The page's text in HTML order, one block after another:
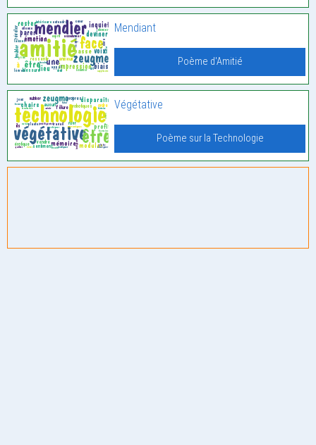
Mendiant
Poème d'Amitié
Végétative
Poème sur la Technologie